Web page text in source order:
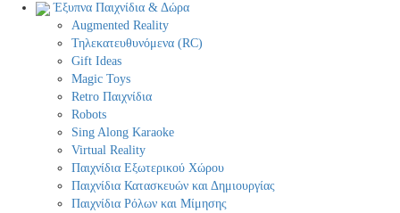
Έξυπνα Παιχνίδια & Δώρα
Augmented Reality
Τηλεκατευθυνόμενα (RC)
Gift Ideas
Magic Toys
Retro Παιχνίδια
Robots
Sing Along Karaoke
Virtual Reality
Παιχνίδια Εξωτερικού Χώρου
Παιχνίδια Κατασκευών και Δημιουργίας
Παιχνίδια Ρόλων και Μίμησης